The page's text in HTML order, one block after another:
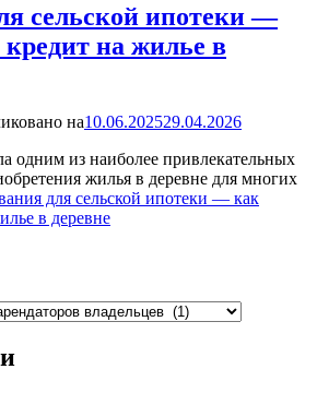
сельской ипотеки —
на жилье в
на10.06.202529.04.2026
одним из наиболее привлекательных
жилья в деревне для многих
для сельской ипотеки — как
в деревне